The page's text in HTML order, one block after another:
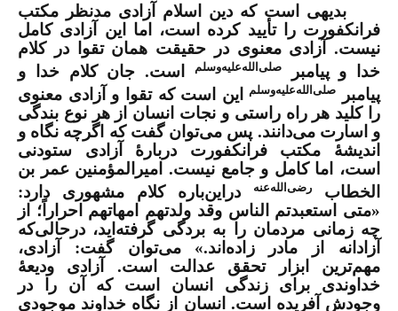
بدیهی است که دین اسلام آزادی مدنظر مکتب
فرانکفورت را تأیید کرده است، اما این آزادی کامل
نیست. آزادی معنوی در حقیقت همان تقوا در کلام
خدا و پیامبرصلی‌الله‌علیه‌وسلم
است. جان کلام خدا و
پیامبر
صلی‌الله‌علیه‌وسلماین است که تقوا و آزادی معنوی
را کلید هر راه راستی و نجات انسان از هر نوع بندگی
و اسارت می‌دانند. پس می‌توان گفت که اگرچه نگاه و
اندیشۀ مکتب فرانکفورت دربارۀ آزادی ستودنی
است، اما کامل و جامع نیست. امیرالمؤمنین عمر بن
الخطاب
رضی‌الله‌عنه
دراین‌باره کلام مشهوری دارد:
«متی استعبدتم الناس وقد ولدتهم امهاتهم احراراً؛ از
چه زمانی مردمان را به بردگی گرفته‌اید، درحالی‌که
آزادانه از مادر زاده‌اند.» می‌توان گفت: آزادی،
مهم‌ترین ابزار تحقق عدالت است. آزادی ودیعۀ
خداوندی برای زندگی انسان است که آن را در
وجودش آفریده است. انسان از نگاه خداوند موجودی